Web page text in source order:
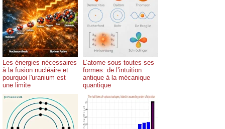
Les énergies nécessaires
à la fusion nucléaire et
pourquoi l'uranium est
une limite
L’atome sous toutes ses
formes: de l’intuition
antique à la mécanique
quantique